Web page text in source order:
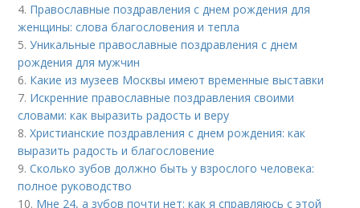
4. Православные поздравления с днем рождения для
женщины: слова благословения и тепла
5.Уникальные православные поздравления с днем
рождения для мужчин
6. Какие из музеев Москвы имеют временные выставки
7. Искренние православные поздравления своими
словами: как выразить радость и веру
8.Христианские поздравления с днем рождения: как
выразить радость и благословение
9.Сколько зубов должно быть у взрослого человека:
полное руководство
10. Мне 24, а зубов почти нет: как я справляюсь с этой